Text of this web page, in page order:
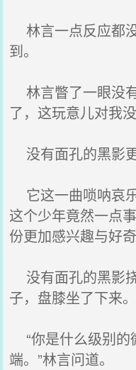
林言一点反应都
到。
林言瞥了一眼没
了，这玩意儿对我
没有面孔的黑影
它这一曲唢呐哀
这个少年竟然一点
份更加感兴趣与好奇
没有面孔的黑影
子，盘膝坐了下来。
“你是什么级别的
端。”林言问道。